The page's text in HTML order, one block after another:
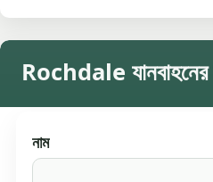
Rochdale যানবাহনের
নাম